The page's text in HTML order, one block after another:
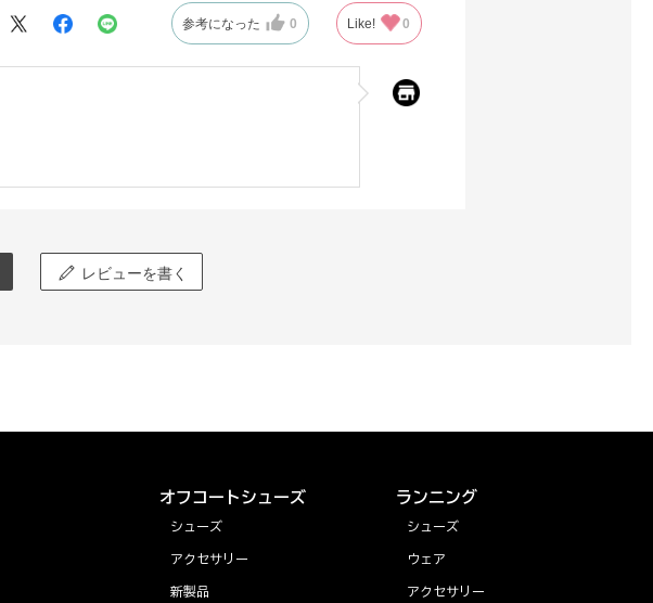
参考になった 0 Like! 0
レビューを書く
オフコートシューズ
シューズ
アクセサリー
新製品
ランニング
シューズ
ウェア
アクセサリー